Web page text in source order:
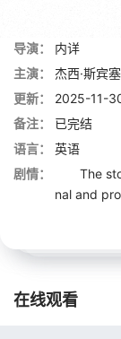
导演：
内详
主演：
杰西·斯宾塞
更新：
2025-11-
备注：
已完结
语言：
英语
剧情：
The
nal and
在线观看